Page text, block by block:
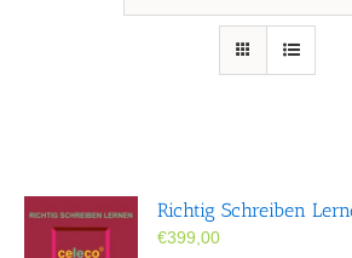
Richtig Schreiben
€399,00